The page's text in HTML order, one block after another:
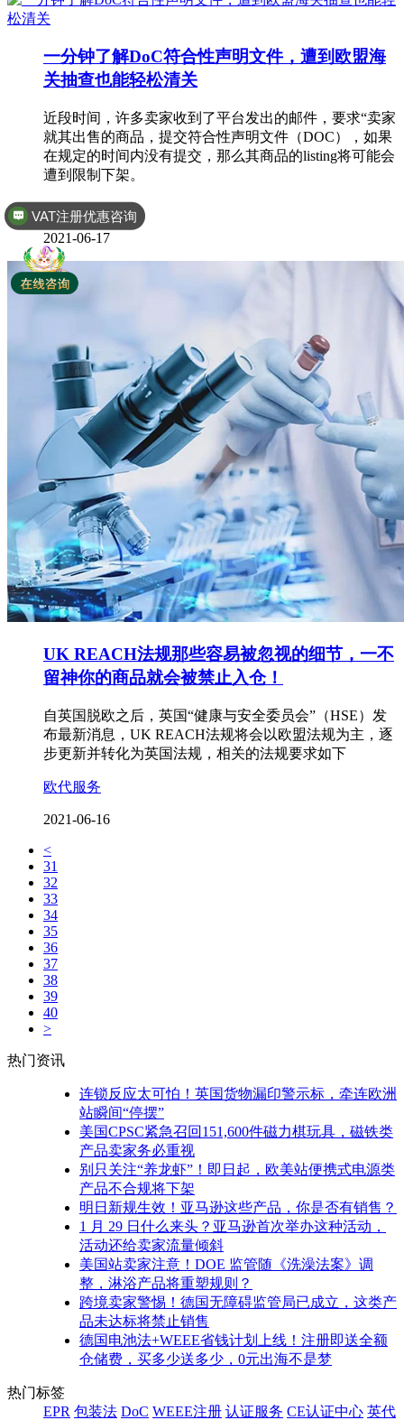
一分钟了解DoC符合性声明文件，遭到欧盟海
关抽查也能轻松清关
近段时间，许多卖家收到了平台发出的邮件，要求“卖家
就其出售的商品，提交符合性声明文件（DOC），如果
在规定的时间内没有提交，那么其商品的listing将可能会
遭到限制下架。
DoC
2021-06-17
UK REACH法规那些容易被忽视的细节，一不
留神你的商品就会被禁止入仓！
自英国脱欧之后，英国“健康与安全委员会”（HSE）发
布最新消息，UK REACH法规将会以欧盟法规为主，逐
步更新并转化为英国法规，相关的法规要求如下
欧代服务
2021-06-16
<
31
32
33
34
35
36
37
38
39
40
>
热门资讯
连锁反应太可怕！英国货物漏印警示标，牵连欧洲
站瞬间“停摆”
美国CPSC紧急召回151,600件磁力棋玩具，磁铁类
产品卖家务必重视
别只关注“养龙虾”！即日起，欧美站便携式电源类
产品不合规将下架
明日新规生效！亚马逊这些产品，你是否有销售？
1 月 29 日什么来头？亚马逊首次举办这种活动，
活动还给卖家流量倾斜
美国站卖家注意！DOE 监管随《洗澡法案》调
整，淋浴产品将重塑规则？
跨境卖家警惕！德国无障碍监管局已成立，这类产
品未达标将禁止销售
德国电池法+WEEE省钱计划上线！注册即送全额
仓储费，买多少送多少，0元出海不是梦
热门标签
EPR 包装法 DoC WEEE注册 认证服务 CE认证中心 英代
VAT注册优惠咨询
全球商标专利注册